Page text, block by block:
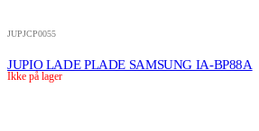
JUPJCP0055
JUPIO LADE PLADE SAMSUNG IA-BP88A
Ikke på lager